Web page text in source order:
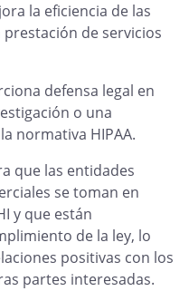
la eficiencia de las
de servicios
defensa legal en
o una
normativa HIPAA.
que las entidades
se toman en
y que están
de la ley, lo
positivas con los
partes interesadas.